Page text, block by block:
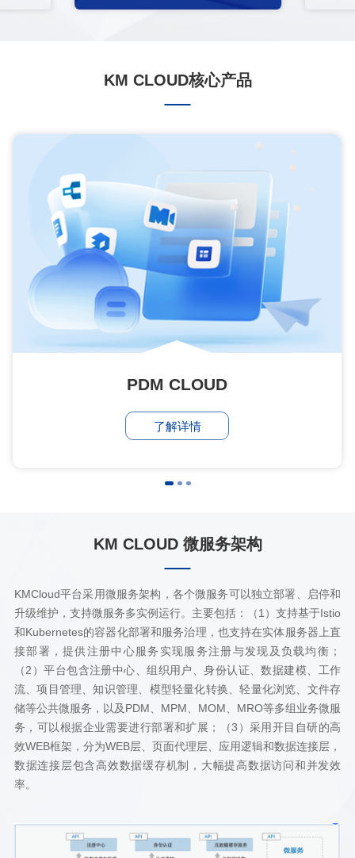
KM CLOUD核心产品
PDM CLOUD
了解详情
KM CLOUD 微服务架构
KMCloud平台采用微服务架构，各个微服务可以独立部署、启停和
升级维护，支持微服务多实例运行。主要包括：（1）支持基于Istio
和Kubernetes的容器化部署和服务治理，也支持在实体服务器上直
接部署，提供注册中心服务实现服务注册与发现及负载均衡；
（2）平台包含注册中心、组织用户、身份认证、数据建模、工作
流、项目管理、知识管理、模型轻量化转换、轻量化浏览、文件存
储等公共微服务，以及PDM、MPM、MOM、MRO等多组业务微服
务，可以根据企业需要进行部署和扩展；（3）采用开目自研的高
效WEB框架，分为WEB层、页面代理层、应用逻辑和数据连接层，
数据连接层包含高效数据缓存机制，大幅提高数据访问和并发效
率。